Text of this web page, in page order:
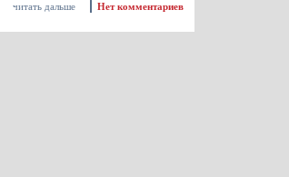
Нет комментариев
читать дальше